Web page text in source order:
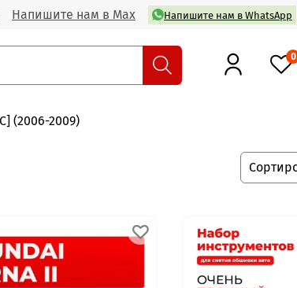
Напишите нам в Max Напишите нам в WhatsApp
0
(2006-2009)